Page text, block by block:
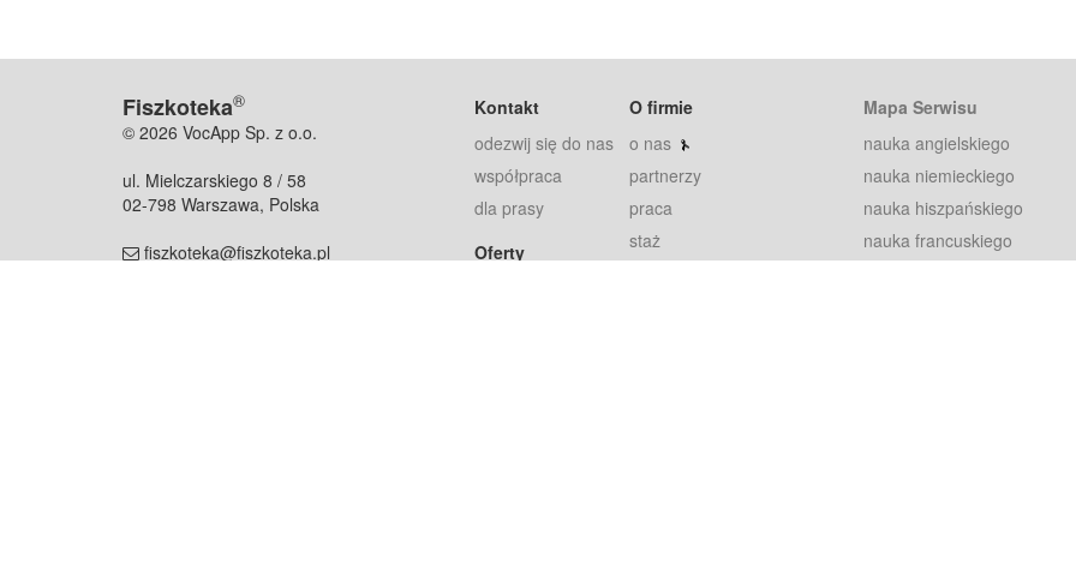
Fiszkoteka®
© 2026 VocApp Sp. z o.o.
ul. Mielczarskiego 8 / 58
02-798 Warszawa, Polska
fiszkoteka@fiszkoteka.pl
Kontakt
odezwij się do nas
współpraca
dla prasy
Oferty
O firmie
o nas
partnerzy
praca
staż
Mapa Serwisu
nauka angielskiego
nauka niemieckiego
nauka hiszpańskiego
nauka francuskiego